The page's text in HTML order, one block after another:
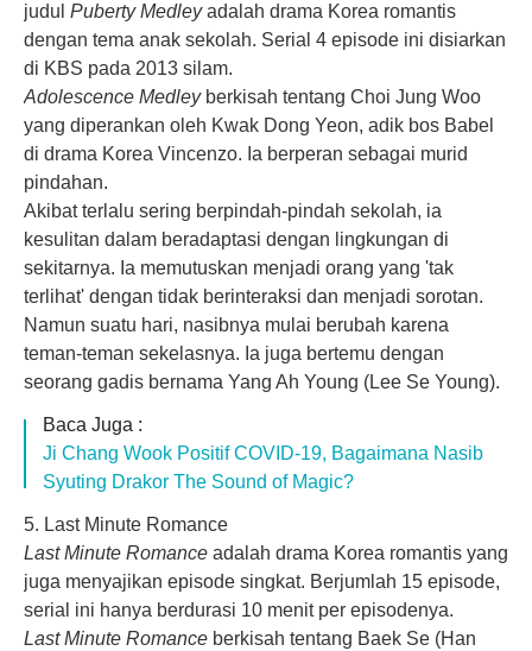
judul Puberty Medleyadalah drama Korea romantis
dengan tema anak sekolah. Serial 4 episode ini disiarkan
di KBS pada 2013 silam.
Adolescence Medleyberkisah tentang Choi Jung Woo
yang diperankan oleh Kwak Dong Yeon, adik bos Babel
di drama Korea Vincenzo. Ia berperan sebagai murid
pindahan.
Akibat terlalu sering berpindah-pindah sekolah, ia
kesulitan dalam beradaptasi dengan lingkungan di
sekitarnya. Ia memutuskan menjadi orang yang 'tak
terlihat' dengan tidak berinteraksi dan menjadi sorotan.
Namun suatu hari, nasibnya mulai berubah karena
teman-teman sekelasnya. Ia juga bertemu dengan
seorang gadis bernama Yang Ah Young (Lee Se Young).
Baca Juga :
Ji Chang Wook Positif COVID-19, Bagaimana Nasib
Syuting Drakor The Sound of Magic?
5. Last Minute Romance
Last Minute Romance adalah drama Korea romantis yang
juga menyajikan episode singkat. Berjumlah 15 episode,
serial ini hanya berdurasi 10 menit per episodenya.
Last Minute Romance berkisah tentang Baek Se (Han